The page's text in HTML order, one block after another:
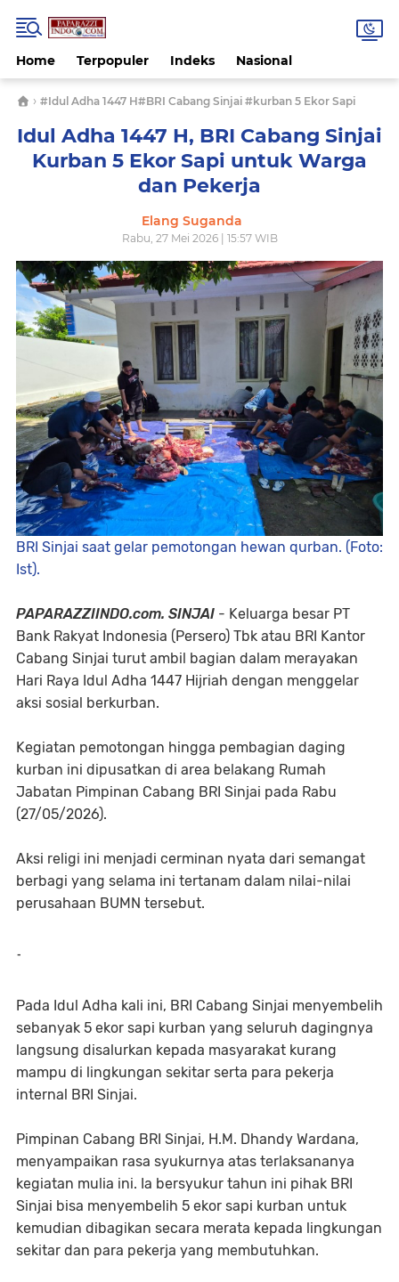
Home Terpopuler Indeks Nasional
› #Idul Adha 1447 H#BRI Cabang Sinjai #kurban 5 Ekor Sapi
Idul Adha 1447 H, BRI Cabang Sinjai
Kurban 5 Ekor Sapi untuk Warga
dan Pekerja​
Elang Suganda
Rabu, 27 Mei 2026 | 15:57 WIB
BRI Sinjai saat gelar pemotongan hewan qurban. (Foto:
Ist).
PAPARAZZIINDO.com. SINJAI - Keluarga besar PT
Bank Rakyat Indonesia (Persero) Tbk atau BRI Kantor
Cabang Sinjai turut ambil bagian dalam merayakan
Hari Raya Idul Adha 1447 Hijriah dengan menggelar
aksi sosial berkurban.
Kegiatan pemotongan hingga pembagian daging
kurban ini dipusatkan di area belakang Rumah
Jabatan Pimpinan Cabang BRI Sinjai pada Rabu
(27/05/2026).
​Aksi religi ini menjadi cerminan nyata dari semangat
berbagi yang selama ini tertanam dalam nilai-nilai
perusahaan BUMN tersebut.
-
Pada Idul Adha kali ini, BRI Cabang Sinjai menyembelih
sebanyak 5 ekor sapi kurban yang seluruh dagingnya
langsung disalurkan kepada masyarakat kurang
mampu di lingkungan sekitar serta para pekerja
internal BRI Sinjai.
Pimpinan Cabang BRI Sinjai, H.M. Dhandy Wardana,
menyampaikan rasa syukurnya atas terlaksananya
kegiatan mulia ini. Ia bersyukur tahun ini pihak BRI
Sinjai bisa menyembelih 5 ekor sapi kurban untuk
kemudian dibagikan secara merata kepada lingkungan
sekitar dan para pekerja yang membutuhkan.